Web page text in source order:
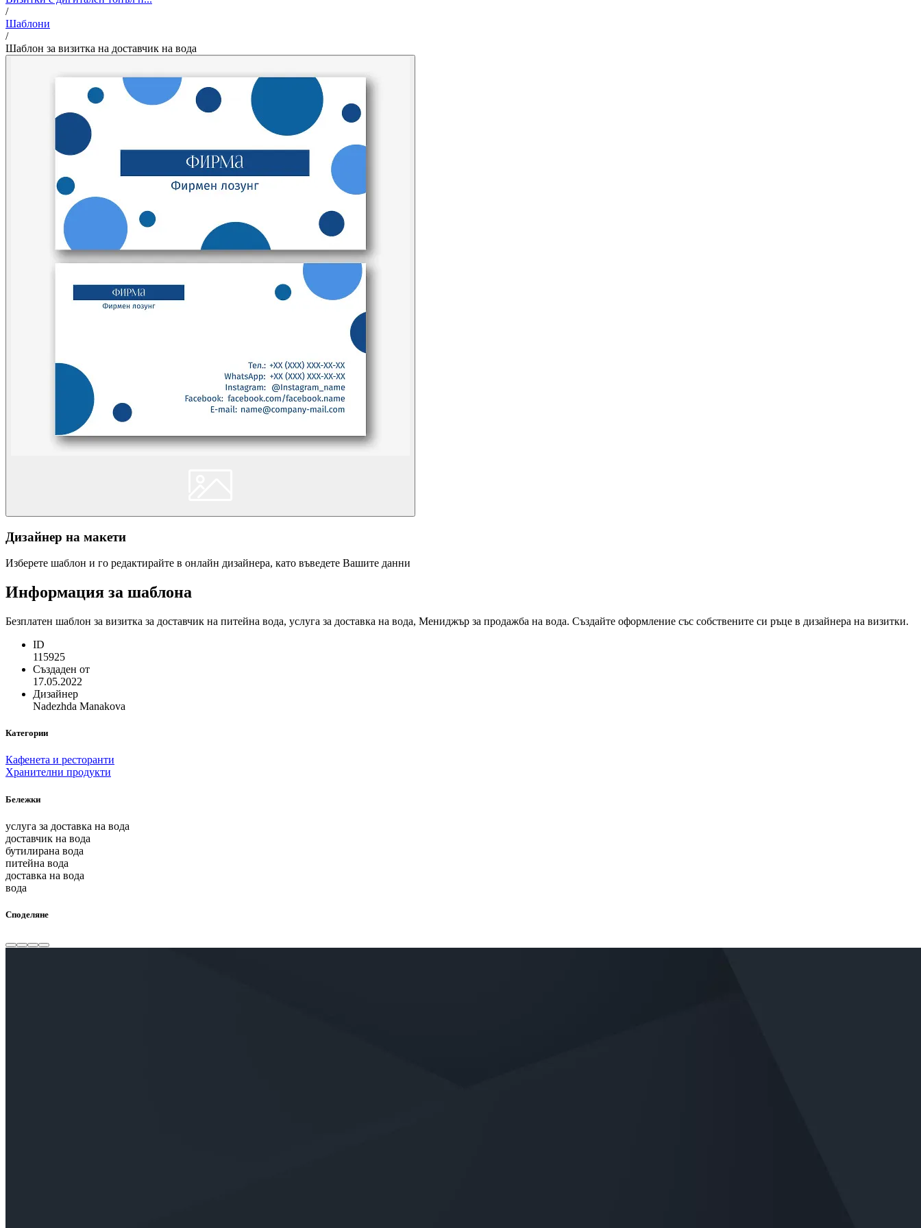
/
Шаблони
/
Шаблон за визитка на доставчик на вода
Дизайнер на макети
Изберете шаблон и го редактирайте в онлайн дизайнера, като въведете Вашите данни
Информация за шаблона
Безплатен шаблон за визитка за доставчик на питейна вода, услуга за доставка на вода, Мениджър за продажба на вода. Създайте оформление със собствените си ръце в дизайнера на визитки.
ID
115925
Създаден от
17.05.2022
Дизайнер
Nadezhda Manakova
Категории
Кафенета и ресторанти
Хранителни продукти
Бележки
услуга за доставка на вода
доставчик на вода
бутилирана вода
питейна вода
доставка на вода
вода
Споделяне